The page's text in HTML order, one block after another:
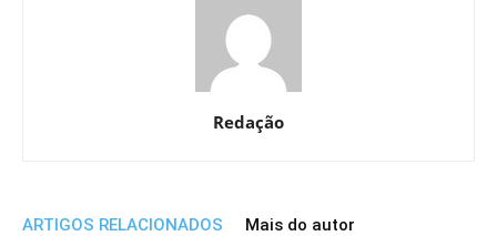
Redação
ARTIGOS RELACIONADOS Mais do autor